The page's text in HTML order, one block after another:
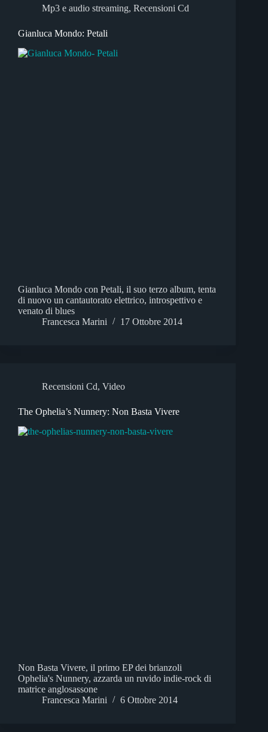
Mp3 e audio streaming, Recensioni Cd
Gianluca Mondo: Petali
Gianluca Mondo con Petali, il suo terzo album, tenta
di nuovo un cantautorato elettrico, introspettivo e
venato di blues
Francesca Marini
17 Ottobre 2014
Recensioni Cd, Video
The Ophelia’s Nunnery: Non Basta Vivere
Non Basta Vivere, il primo EP dei brianzoli
Ophelia's Nunnery, azzarda un ruvido indie-rock di
matrice anglosassone
Francesca Marini
6 Ottobre 2014